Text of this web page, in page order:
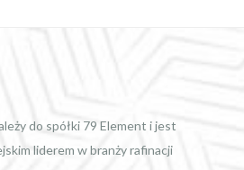
do spółki 79 Element i jest
liderem w branży rafinacji